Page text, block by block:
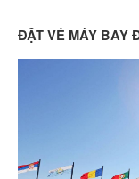
ĐẶT VÉ MÁY BAY